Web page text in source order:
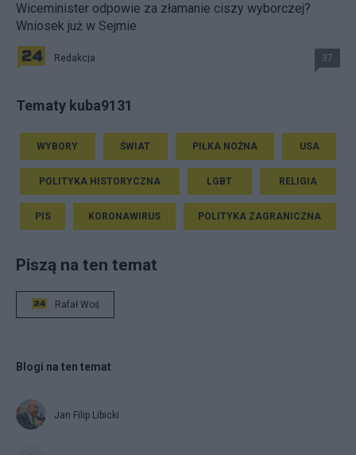
Wiceminister odpowie za złamanie ciszy wyborczej?
Wniosek już w Sejmie
Redakcja 37
Tematy kuba9131
WYBORY ŚWIAT PIŁKA NOŻNA USA
POLITYKA HISTORYCZNA LGBT RELIGIA
PIS KORONAWIRUS POLITYKA ZAGRANICZNA
Piszą na ten temat
Rafał Woś
Blogi na ten temat
Jan Filip Libicki